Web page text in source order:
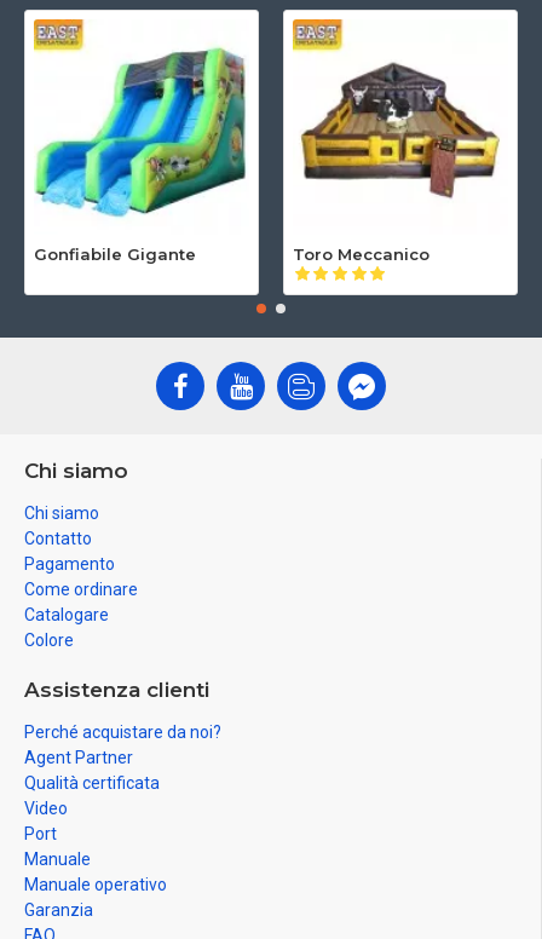
Gonfiabile Gigante Toro Meccanico
Chi siamo
Chi siamo
Contatto
Pagamento
Come ordinare
Catalogare
Colore
Assistenza clienti
Perché acquistare da noi?
Agent Partner
Qualità certificata
Video
Port
Manuale
Manuale operativo
Garanzia